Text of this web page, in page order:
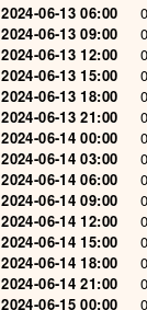
2024-06-13 06:00
2024-06-13 09:00
2024-06-13 12:00
2024-06-13 15:00
2024-06-13 18:00
2024-06-13 21:00
2024-06-14 00:00
2024-06-14 03:00
2024-06-14 06:00
2024-06-14 09:00
2024-06-14 12:00
2024-06-14 15:00
2024-06-14 18:00
2024-06-14 21:00
2024-06-15 00:00